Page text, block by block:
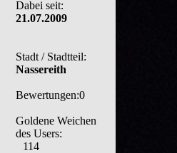
Dabei seit:
21.07.2009
Stadt / Stadtteil:
Nassereith
Bewertungen:0
Goldene Weichen
des Users:
114